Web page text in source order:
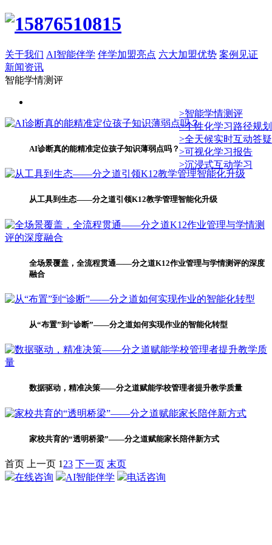
关于我们 AI智能伴学 伴学加盟亮点 六大加盟优势 案例见证
新闻资讯
智能学情测评
>智能学情测评
>个性化学习路径规划
>全天候实时互动答疑
>可视化学习报告
>沉浸式互动学习
AI诊断真的能精准定位孩子知识薄弱点吗？
从工具到生态——分之道引领K12教学管理智能化升级
全场景覆盖，全流程贯通——分之道K12作业管理与学情测评的深度
融合
从“布置”到“诊断”——分之道如何实现作业的智能化转型
数据驱动，精准决策——分之道赋能学校管理者提升教学质量
家校共育的“透明桥梁”——分之道赋能家长陪伴新方式
首页 上一页 1 23 下一页 末页
在线咨询
AI智能伴学 电话咨询